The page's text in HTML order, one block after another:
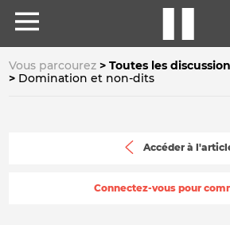
Vous parcourez
Toutes les
Domination et non-dits
Accéder à
Connectez-vous pour